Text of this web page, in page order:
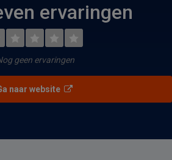
ervaringen
geen ervaringen
naar website